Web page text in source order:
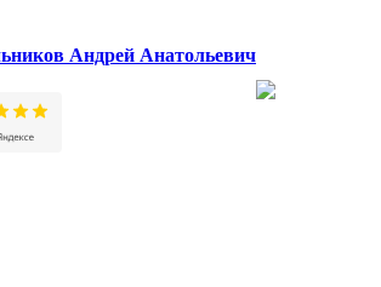
Андрей Анатольевич